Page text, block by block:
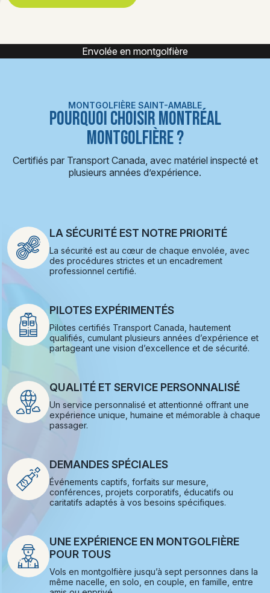
Expérience montgolfière
MONTGOLFIÈRE SAINT-AMABLE
POURQUOI CHOISIR MONTRÉAL
MONTGOLFIÈRE ?
Certifiés par Transport Canada, avec matériel inspecté et
plusieurs années d’expérience.
LA SÉCURITÉ EST NOTRE PRIORITÉ
La sécurité est au cœur de chaque envolée, avec
des procédures strictes et un encadrement
professionnel certifié.
PILOTES EXPÉRIMENTÉS
Pilotes certifiés Transport Canada, hautement
qualifiés, cumulant plusieurs années d’expérience et
partageant une vision d’excellence et de sécurité.
QUALITÉ ET SERVICE PERSONNALISÉ
Un service personnalisé et attentionné offrant une
expérience unique, humaine et mémorable à chaque
passager.
DEMANDES SPÉCIALES
Événements captifs, forfaits sur mesure,
conférences, projets corporatifs, éducatifs ou
caritatifs adaptés à vos besoins spécifiques.
UNE EXPÉRIENCE EN MONTGOLFIÈRE
POUR TOUS
Vols en montgolfière jusqu’à sept personnes dans la
même nacelle, en solo, en couple, en famille, entre